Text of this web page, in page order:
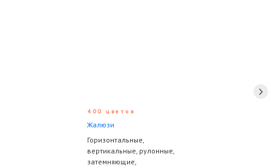
400 цветов
Жалюзи
Горизонтальные,
вертикальные, рулонные,
затемняющие,